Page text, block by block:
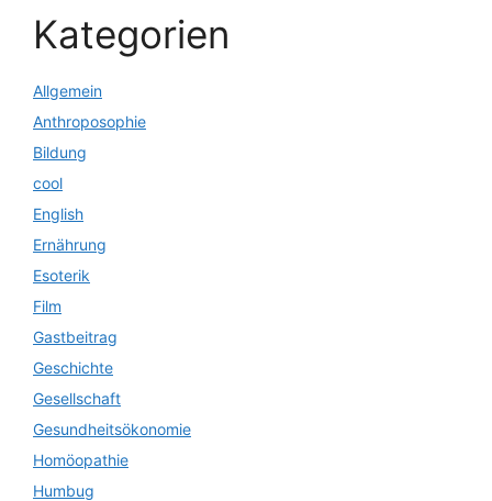
Kategorien
Allgemein
Anthroposophie
Bildung
cool
English
Ernährung
Esoterik
Film
Gastbeitrag
Geschichte
Gesellschaft
Gesundheitsökonomie
Homöopathie
Humbug